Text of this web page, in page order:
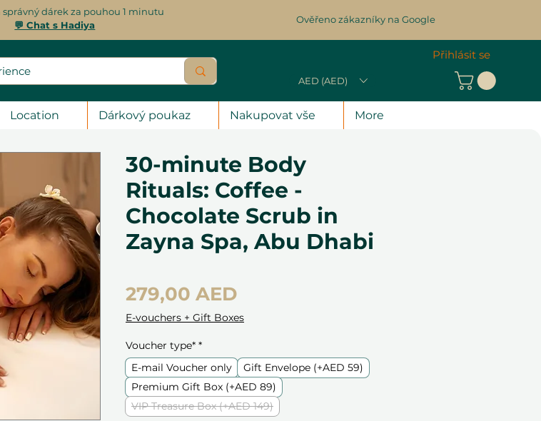
dárek za pouhou 1 minutu
💬 Chat s Hadiya
Ověřeno zákazníky na Google
AED (AED)
Přihlásit se
Location Dárkový poukaz Nakupovat vše More
30-minute Body
Rituals: Coffee -
Chocolate Scrub in
Zayna Spa, Abu Dhabi
279,00 AEDCena
E-vouchers + Gift Boxes
Voucher type* *
E-mail Voucher only
Gift Envelope (+AED 59)
Premium Gift Box (+AED 89)
VIP Treasure Box (+AED 149)